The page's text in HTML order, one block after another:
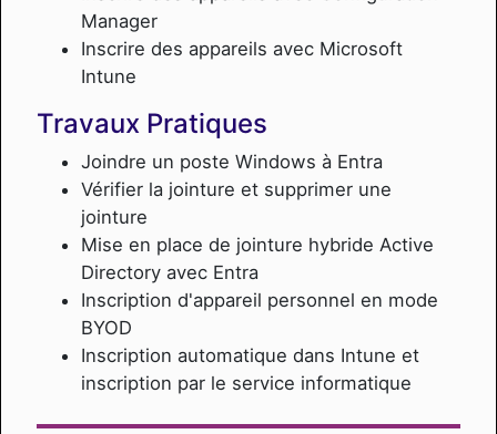
Manager
Inscrire des appareils avec Microsoft
Intune
Travaux Pratiques
Joindre un poste Windows à Entra
Vérifier la jointure et supprimer une
jointure
Mise en place de jointure hybride Active
Directory avec Entra
Inscription d'appareil personnel en mode
BYOD
Inscription automatique dans Intune et
inscription par le service informatique